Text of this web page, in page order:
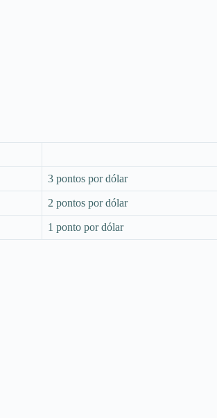
3 pontos por dólar
2 pontos por dólar
1 ponto por dólar